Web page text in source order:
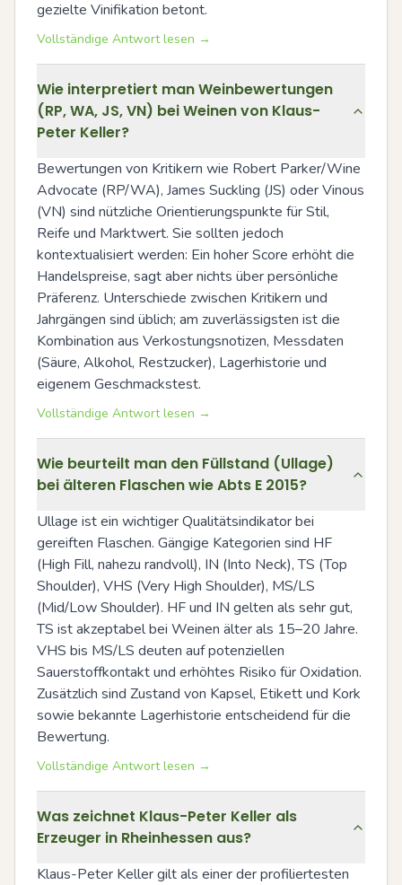
gezielte Vinifikation betont.
Vollständige Antwort lesen →
Wie interpretiert man Weinbewertungen
(RP, WA, JS, VN) bei Weinen von Klaus-
Peter Keller?
Bewertungen von Kritikern wie Robert Parker/Wine
Advocate (RP/WA), James Suckling (JS) oder Vinous
(VN) sind nützliche Orientierungspunkte für Stil,
Reife und Marktwert. Sie sollten jedoch
kontextualisiert werden: Ein hoher Score erhöht die
Handelspreise, sagt aber nichts über persönliche
Präferenz. Unterschiede zwischen Kritikern und
Jahrgängen sind üblich; am zuverlässigsten ist die
Kombination aus Verkostungsnotizen, Messdaten
(Säure, Alkohol, Restzucker), Lagerhistorie und
eigenem Geschmackstest.
Vollständige Antwort lesen →
Wie beurteilt man den Füllstand (Ullage)
bei älteren Flaschen wie Abts E 2015?
Ullage ist ein wichtiger Qualitätsindikator bei
gereiften Flaschen. Gängige Kategorien sind HF
(High Fill, nahezu randvoll), IN (Into Neck), TS (Top
Shoulder), VHS (Very High Shoulder), MS/LS
(Mid/Low Shoulder). HF und IN gelten als sehr gut,
TS ist akzeptabel bei Weinen älter als 15–20 Jahre.
VHS bis MS/LS deuten auf potenziellen
Sauerstoffkontakt und erhöhtes Risiko für Oxidation.
Zusätzlich sind Zustand von Kapsel, Etikett und Kork
sowie bekannte Lagerhistorie entscheidend für die
Bewertung.
Vollständige Antwort lesen →
Was zeichnet Klaus-Peter Keller als
Erzeuger in Rheinhessen aus?
Klaus-Peter Keller gilt als einer der profiliertesten